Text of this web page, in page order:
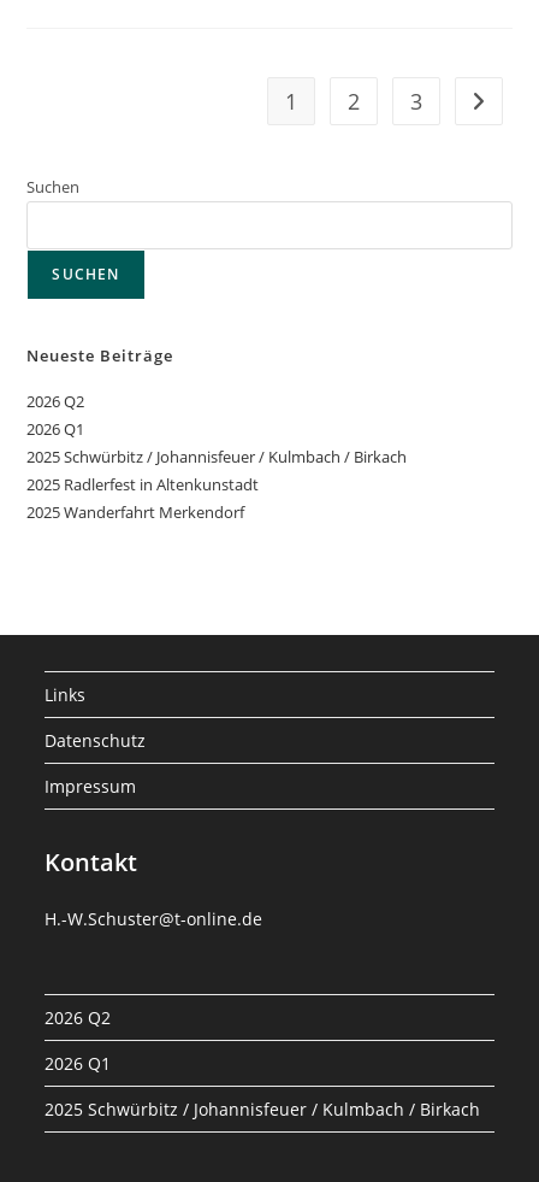
1 2 3 Zur
Suchen
SUCHEN
Neueste Beiträge
2026 Q2
2026 Q1
2025 Schwürbitz / Johannisfeuer / Kulmbach / Birkach
2025 Radlerfest in Altenkunstadt
2025 Wanderfahrt Merkendorf
Links
Datenschutz
Impressum
Kontakt
H.-W.Schuster@t-online.de
2026 Q2
2026 Q1
2025 Schwürbitz / Johannisfeuer / Kulmbach / Birkach